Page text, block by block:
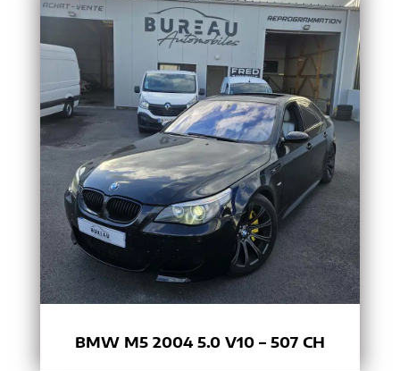
BMW M5 2004 5.0 V10 – 507 CH